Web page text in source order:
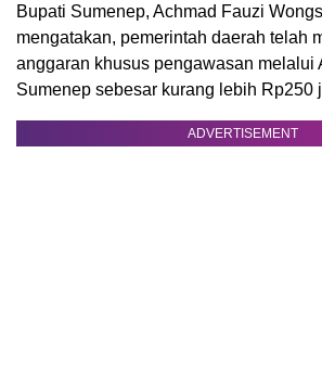
Bupati Sumenep, Achmad Fauzi
mengatakan, pemerintah daerah telah
anggaran khusus pengawasan melalui
Sumenep sebesar kurang lebih Rp250
ADVERTISEMENT